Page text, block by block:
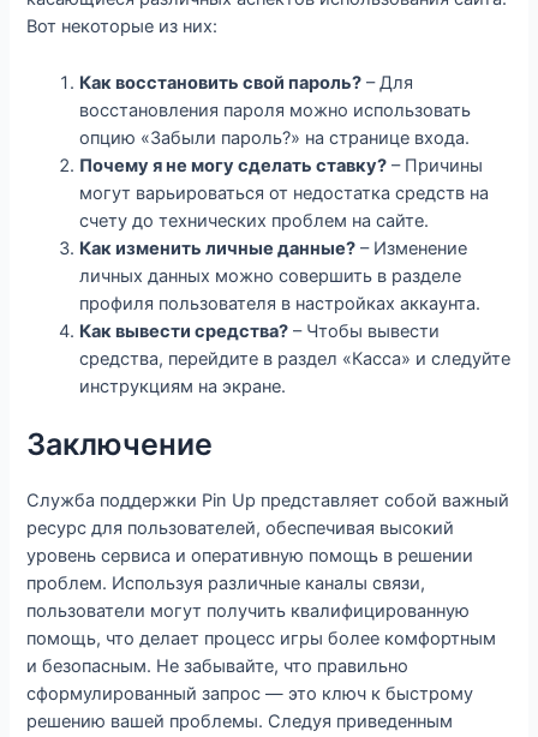
Вот некоторые из них:
Как восстановить свой пароль? – Для
восстановления пароля можно использовать
опцию «Забыли пароль?» на странице входа.
Почему я не могу сделать ставку? – Причины
могут варьироваться от недостатка средств на
счету до технических проблем на сайте.
Как изменить личные данные? – Изменение
личных данных можно совершить в разделе
профиля пользователя в настройках аккаунта.
Как вывести средства? – Чтобы вывести
средства, перейдите в раздел «Касса» и следуйте
инструкциям на экране.
Заключение
Служба поддержки Pin Up представляет собой важный
ресурс для пользователей, обеспечивая высокий
уровень сервиса и оперативную помощь в решении
проблем. Используя различные каналы связи,
пользователи могут получить квалифицированную
помощь, что делает процесс игры более комфортным
и безопасным. Не забывайте, что правильно
сформулированный запрос — это ключ к быстрому
решению вашей проблемы. Следуя приведенным